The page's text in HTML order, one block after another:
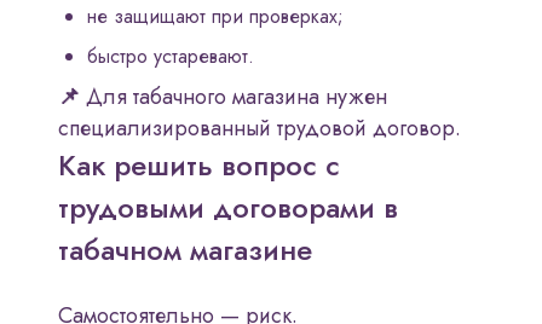
не защищают при проверках;
быстро устаревают.
📌 Для табачного магазина нужен
специализированный трудовой договор.
Как решить вопрос с
трудовыми договорами в
табачном магазине
Самостоятельно — риск.